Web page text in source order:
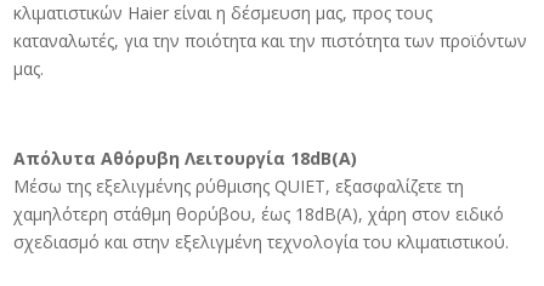
κλιματιστικών Haier είναι η δέσμευση μας, προς τους
καταναλωτές, για την ποιότητα και την πιστότητα των προϊόντων
μας.
Απόλυτα Αθόρυβη Λειτουργία 18dB(A)
Μέσω της εξελιγμένης ρύθμισης QUIET, εξασφαλίζετε τη
χαμηλότερη στάθμη θορύβου, έως 18dB(A), χάρη στον ειδικό
σχεδιασμό και στην εξελιγμένη τεχνολογία του κλιματιστικού.